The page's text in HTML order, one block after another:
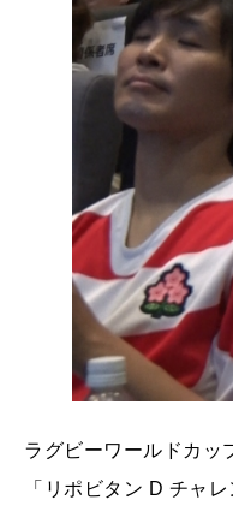
ラグビーワールドカ
「リポビタン D チャ